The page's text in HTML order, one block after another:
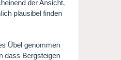
der Ansicht,
plausibel finden
Übel genommen
dass Bergsteigen